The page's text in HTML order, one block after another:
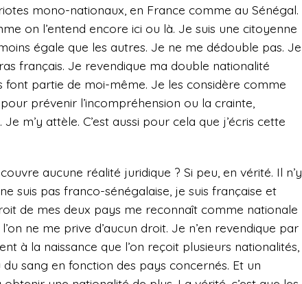
mono-nationaux, en France comme au Sénégal.
on l’entend encore ici ou là. Je suis une citoyenne
égale que les autres. Je ne me dédouble pas. Je
français. Je revendique ma double nationalité
font partie de moi-même. Je les considère comme
prévenir l’incompréhension ou la crainte,
m’y attèle. C’est aussi pour cela que j’écris cette
aucune réalité juridique ? Si peu, en vérité. Il n’y
suis pas franco-sénégalaise, je suis française et
de mes deux pays me reconnaît comme nationale
ne me prive d’aucun droit. Je n’en revendique par
à la naissance que l’on reçoit plusieurs nationalités,
sang en fonction des pays concernés. Et un